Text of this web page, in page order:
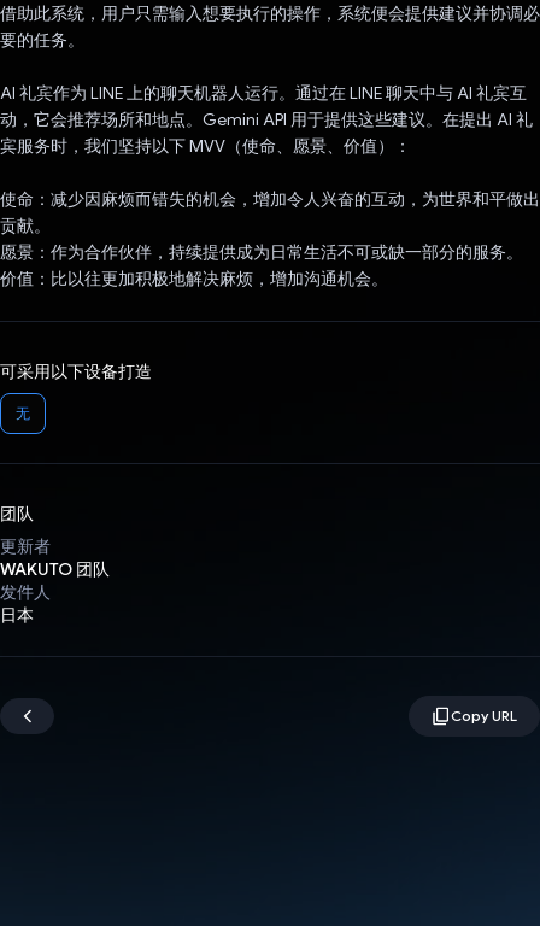
借助此系统，用户只需输入想要执行的操作，系统便会提供建议并协调必
要的任务。
AI 礼宾作为 LINE 上的聊天机器人运行。通过在 LINE 聊天中与 AI 礼宾互
动，它会推荐场所和地点。Gemini API 用于提供这些建议。在提出 AI 礼
宾服务时，我们坚持以下 MVV（使命、愿景、价值）：
使命：减少因麻烦而错失的机会，增加令人兴奋的互动，为世界和平做出
贡献。
愿景：作为合作伙伴，持续提供成为日常生活不可或缺一部分的服务。
价值：比以往更加积极地解决麻烦，增加沟通机会。
可采用以下设备打造
无
团队
更新者
WAKUTO 团队
发件人
日本